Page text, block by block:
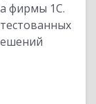
фирмы 1С.